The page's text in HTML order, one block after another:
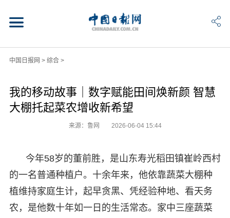
中国日报网 > 综合>
我的移动故事｜数字赋能田间焕新颜 智慧
大棚托起菜农增收新希望
来源：鲁网 2026-06-04 15:44
今年58岁的董前胜，是山东寿光稻田镇崔岭西村
的一名普通种植户。十余年来，他依靠蔬菜大棚种
植维持家庭生计，起早贪黑、凭经验种地、看天务
农，是他数十年如一日的生活常态。家中三座蔬菜